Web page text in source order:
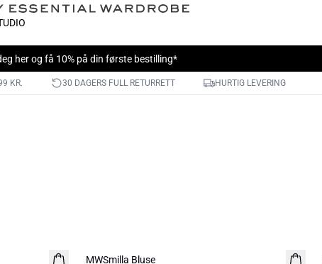
herog få 10% på din første bestilling*
KR. 30 DAGERS FULL RETURRETT HURTIG LEVERING
NYHED
MWSmilla Bluse